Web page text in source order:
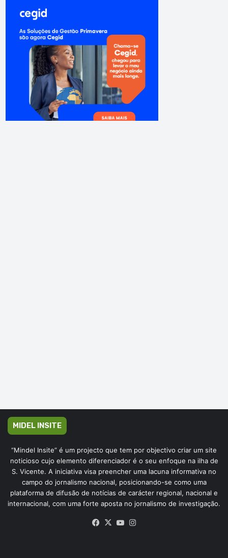
MIDEL INSITE
“Mindel Insite” é um projecto que tem por objectivo criar um site
noticioso cujo elemento diferenciador é o seu enfoque na ilha de
S. Vicente. A iniciativa visa preencher uma lacuna informativa no
campo do jornalismo nacional, posicionando-se como uma
plataforma de difusão de notícias de carácter regional, nacional e
internacional, com uma forte aposta no jornalismo de investigação.
Facebook
X YouTube